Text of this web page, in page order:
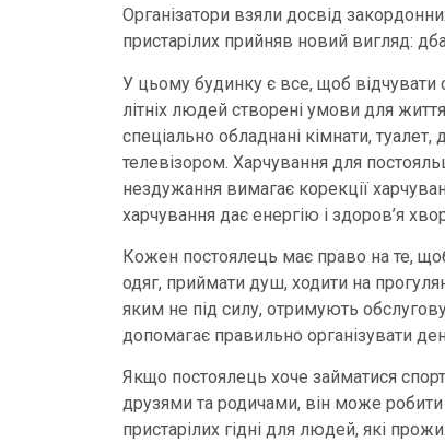
Організатори взяли досвід
пристарілих прийняв новий вигляд:
У цьому будинку є все, щоб
літніх людей створені умови для
спеціально обладнані кімнати,
телевізором. Харчування для
нездужання вимагає корекції
харчування дає енергію і здоров’я
Кожен постоялець має право на те,
одяг, приймати душ, ходити на
яким не під силу, отримують
допомагає правильно організувати
Якщо постоялець хоче займатися
друзями та родичами, він може
пристарілих гідні для людей, які